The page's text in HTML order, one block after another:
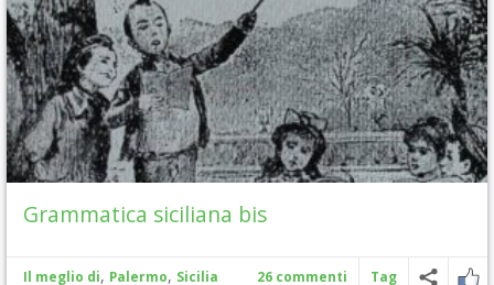
Grammatica siciliana bis
Il meglio di, Palermo, Sicilia 26 commenti Tag